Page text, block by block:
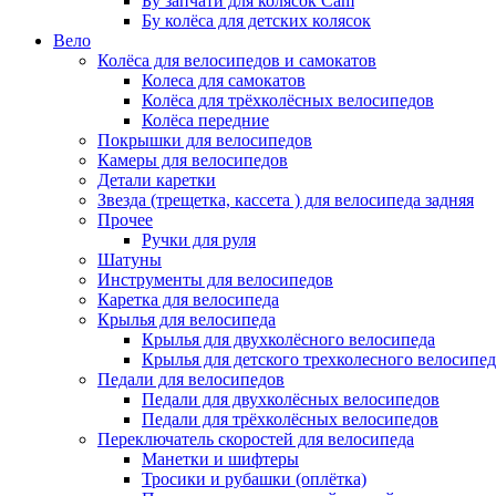
Бу колёса для детских колясок
Вело
Колёса для велосипедов и самокатов
Колеса для самокатов
Колёса для трёхколёсных велосипедов
Колёса передние
Покрышки для велосипедов
Камеры для велосипедов
Детали каретки
Звезда (трещетка, кассета ) для велосипеда задняя
Прочее
Ручки для руля
Шатуны
Инструменты для велосипедов
Каретка для велосипеда
Крылья для велосипеда
Крылья для двухколёсного велосипеда
Крылья для детского трехколесного
Педали для велосипедов
Педали для двухколёсных велосипедов
Педали для трёхколёсных велосипедов
Переключатель скоростей для велосипеда
Манетки и шифтеры
Тросики и рубашки (оплётка)